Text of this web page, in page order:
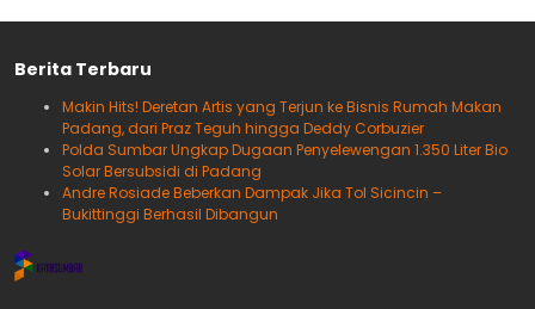
Berita Terbaru
Makin Hits! Deretan Artis yang Terjun ke Bisnis Rumah Makan
Padang, dari Praz Teguh hingga Deddy Corbuzier
Polda Sumbar Ungkap Dugaan Penyelewengan 1.350 Liter Bio
Solar Bersubsidi di Padang
Andre Rosiade Beberkan Dampak Jika Tol Sicincin –
Bukittinggi Berhasil Dibangun